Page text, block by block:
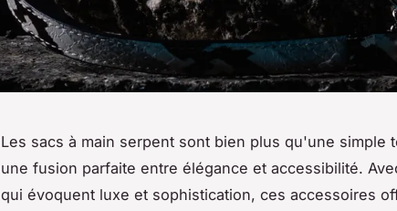
Les sacs à main serpent sont bien plus qu'une simple
une fusion parfaite entre élégance et accessibilité.
qui évoquent luxe et sophistication, ces accessoires